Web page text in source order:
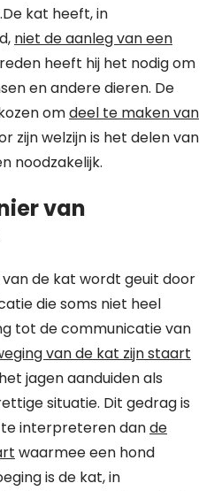
kat heeft, in
niet de aanleg van een
heeft hij het nodig om
en andere dieren. De
omdeel te maken van
zijn welzijn is het delen van
noodzakelijk.
van
de kat wordt geuit door
die soms niet heel
tot de communicatie van
van de kat zijn staart
jagen aanduiden als
situatie. Dit gedrag is
interpreteren dande
waarmee een hond
is de kat, in